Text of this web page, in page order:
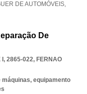
DE AUTOMÓVEIS,
De
I, 2865-022, FERNAO
equipamento